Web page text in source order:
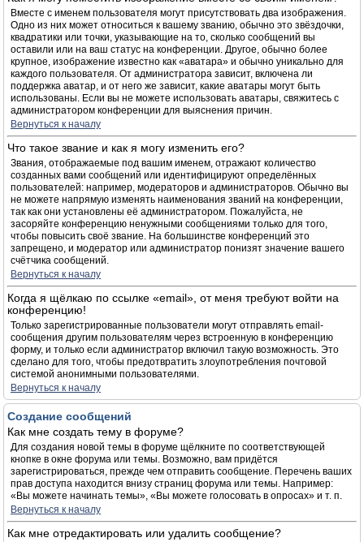
Вместе с именем пользователя могут присутствовать два изображения.
Одно из них может относиться к вашему званию, обычно это звёздочки,
квадратики или точки, указывающие на то, сколько сообщений вы
оставили или на ваш статус на конференции. Другое, обычно более
крупное, изображение известно как «аватара» и обычно уникально для
каждого пользователя. От администратора зависит, включена ли
поддержка аватар, и от него же зависит, какие аватары могут быть
использованы. Если вы не можете использовать аватары, свяжитесь с
администратором конференции для выяснения причин.
Вернуться к началу
Что такое звание и как я могу изменить его?
Звания, отображаемые под вашим именем, отражают количество
созданных вами сообщений или идентифицируют определённых
пользователей: например, модераторов и администраторов. Обычно вы
не можете напрямую изменять наименования званий на конференции,
так как они установлены её администратором. Пожалуйста, не
засоряйте конференцию ненужными сообщениями только для того,
чтобы повысить своё звание. На большинстве конференций это
запрещено, и модератор или администратор понизят значение вашего
счётчика сообщений.
Вернуться к началу
Когда я щёлкаю по ссылке «email», от меня требуют войти на
конференцию!
Только зарегистрированные пользователи могут отправлять email-
сообщения другим пользователям через встроенную в конференцию
форму, и только если администратор включил такую возможность. Это
сделано для того, чтобы предотвратить злоупотребления почтовой
системой анонимными пользователями.
Вернуться к началу
Создание сообщений
Как мне создать тему в форуме?
Для создания новой темы в форуме щёлкните по соответствующей
кнопке в окне форума или темы. Возможно, вам придётся
зарегистрироваться, прежде чем отправить сообщение. Перечень ваших
прав доступа находится внизу страниц форума или темы. Например:
«Вы можете начинать темы», «Вы можете голосовать в опросах» и т. п.
Вернуться к началу
Как мне отредактировать или удалить сообщение?